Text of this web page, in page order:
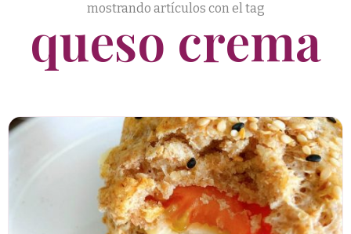
mostrando artículos con el tag
queso crema